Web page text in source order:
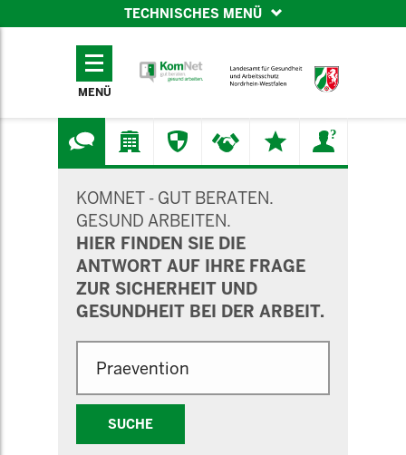
TECHNISCHES MENÜ
TECHNISCHES
MENÜ
KOMNET - GUT BERATEN.
GESUND ARBEITEN.
HIER FINDEN SIE DIE
ANTWORT AUF IHRE FRAGE
ZUR SICHERHEIT UND
GESUNDHEIT BEI DER ARBEIT.
SUCHE